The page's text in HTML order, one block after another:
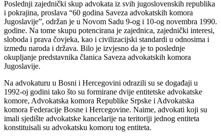
Poslednji zajednički skup advokata iz svih jugoslovenskih republika
i pokrajina, proslava “60 godina Saveza advokatskih komora
Jugoslavije”, održan je u Novom Sadu 9-og i 10-og novembra 1990.
godine. Na tome skupu potencirana je zajednica, zajednički interesi,
sloboda i prava čovjeka, kao i civilizacijski standardi u odnosima i
između naroda i država. Bilo je izvjesno da je to poslednje
okupljanje predstavnika članica Saveza advokatskih komora
Jugoslavije.
Na advokaturu u Bosni i Hercegovini odrazili su se događaji u
1992-oj godini tako što su formirane dvije entitetske advokatske
komore, Advokatska komora Republike Srpske i Advokatska
komora Federacije Bosne i Hercegovine. Naime, advokati koji su
imali sjedište advokatske kancelarije na teritoriji jednog entiteta
konstituisali su advokatsku komoru tog entiteta.